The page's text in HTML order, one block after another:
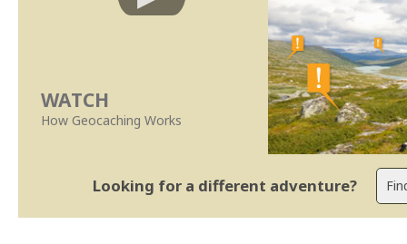
WATCH
How Geocaching Works
Looking for a different adventure?